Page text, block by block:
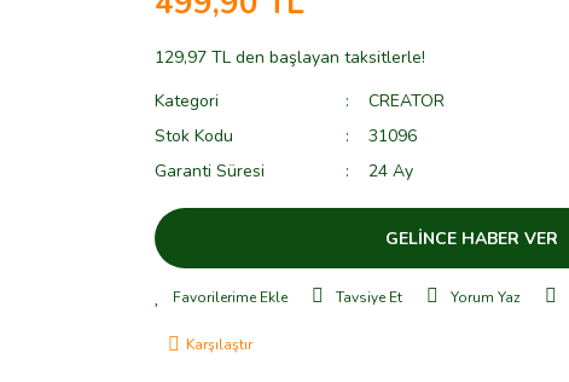
129,97 TL den başlayan taksitlerle!
Kategori
CREATOR
Stok Kodu
31096
Garanti Süresi
24 Ay
GELİNCE HABER VER
Tavsiye Et Yorum Yaz
Karşılaştır